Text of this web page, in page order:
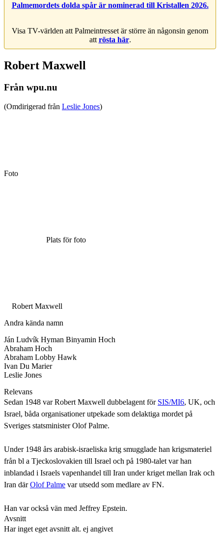
Palmemordets dolda spår är nominerad till Kristallen 2026.
Visa TV-världen att Palmeintresset är större än någonsin genom
att rösta här.
Robert Maxwell
Från wpu.nu
(Omdirigerad från Leslie Jones)
Foto
Plats för foto
Robert Maxwell
Andra kända namn
Ján Ludvík Hyman Binyamin Hoch
Abraham Hoch
Abraham Lobby Hawk
Ivan Du Marier
Leslie Jones
Relevans
Sedan 1948 var Robert Maxwell dubbelagent för SIS/MI6, UK, och
Israel, båda organisationer utpekade som delaktiga mordet på
Sveriges statsminister Olof Palme.
Under 1948 års arabisk-israeliska krig smugglade han krigsmateriel
från bl a Tjeckoslovakien till Israel och på 1980-talet var han
inblandad i Israels vapenhandel till Iran under kriget mellan Irak och
Iran därOlof Palme var utsedd som medlare av FN.
Han var också vän med Jeffrey Epstein.
Avsnitt
Har inget eget avsnitt alt. ej angivet